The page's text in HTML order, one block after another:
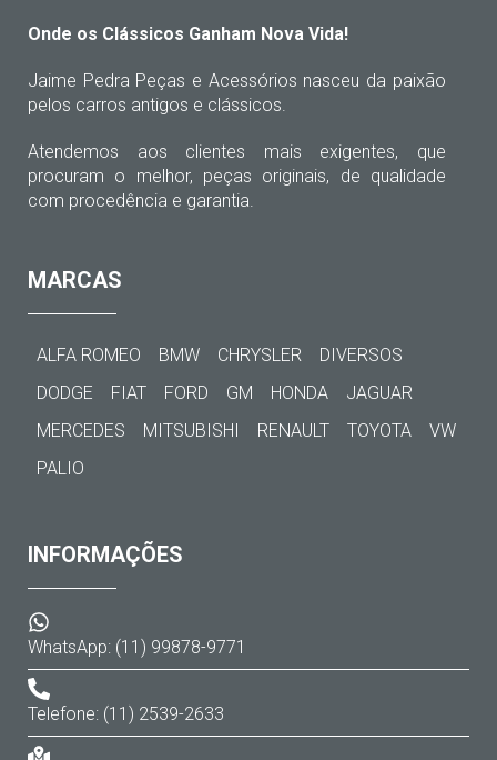
Onde os Clássicos Ganham Nova Vida!
Jaime Pedra Peças e Acessórios nasceu da paixão
pelos carros antigos e clássicos.
Atendemos aos clientes mais exigentes, que
procuram o melhor, peças originais, de qualidade
com procedência e garantia.
MARCAS
ALFA ROMEO BMW CHRYSLER
DIVERSOS
DODGE
FIAT FORD GM HONDA
JAGUAR
MERCEDES
MITSUBISHI RENAULT TOYOTA
VW
PALIO
INFORMAÇÕES
WhatsApp: (11) 99878-9771
Telefone: (11) 2539-2633